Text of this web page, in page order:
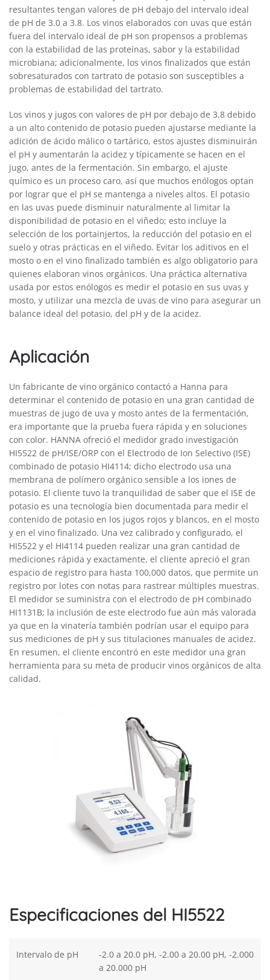
resultantes tengan valores de pH debajo del intervalo ideal
de pH de 3.0 a 3.8. Los vinos elaborados con uvas que están
fuera del intervalo ideal de pH son propensos a problemas
con la estabilidad de las proteínas, sabor y la estabilidad
microbiana; adicionalmente, los vinos fi­nalizados que están
sobresaturados con tartrato de potasio son susceptibles a
problemas de estabilidad del tartrato.
Los vinos y jugos con valores de pH por debajo de 3.8 debido
a un alto contenido de potasio pueden ajustarse mediante la
adición de ácido málico o tartárico, estos ajustes disminuirán
el pH y aumentarán la acidez y típicamente se hacen en el
jugo, antes de la fermentación. Sin embargo, el ajuste
químico es un proceso caro, así que muchos enólogos optan
por lograr que el pH se mantenga a niveles altos. El potasio
en las uvas puede disminuir naturalmente al limitar la
disponibilidad de potasio en el viñedo; esto incluye la
selección de los portainjertos, la reducción del potasio en el
suelo y otras prácticas en el viñedo. Evitar los aditivos en el
mosto o en el vino ­finalizado también es algo obligatorio para
quienes elaboran vinos orgánicos. Una práctica alternativa
usada por estos enólogos es medir el potasio en sus uvas y
mosto, y utilizar una mezcla de uvas de vino para asegurar un
balance ideal del potasio, del pH y de la acidez.
Aplicación
Un fabricante de vino orgánico contactó a Hanna para
determinar el contenido de potasio en una gran cantidad de
muestras de jugo de uva y mosto antes de la fermentación,
era importante que la prueba fuera rápida y en soluciones
con color. HANNA ofreció el medidor grado investigación
HI5522 de pH/ISE/ORP con el Electrodo de Ion Selectivo (ISE)
combinado de potasio HI4114; dicho electrodo usa una
membrana de polímero orgánico sensible a los iones de
potasio. El cliente tuvo la tranquilidad de saber que el ISE de
potasio es una tecnología bien documentada para medir el
contenido de potasio en los jugos rojos y blancos, en el mosto
y en el vino fi­nalizado. Una vez calibrado y confi­gurado, el
HI5522 y el HI4114 pueden realizar una gran cantidad de
mediciones rápida y exactamente, el cliente apreció el gran
espacio de registro para hasta 100,000 datos, que permite un
registro por lotes con notas para rastrear múltiples muestras.
El medidor se suministra con el electrodo de pH combinado
HI1131B; la inclusión de este electrodo fue aún más valorada
ya que en la vinatería también podrían usar el equipo para
sus mediciones de pH y sus titulaciones manuales de acidez.
En resumen, el cliente encontró en este medidor una gran
herramienta para su meta de producir vinos orgánicos de alta
calidad.
Especificaciones del HI5522
Intervalo de pH
-2.0 a 20.0 pH, -2.00 a 20.00 pH, -2.000
a 20.000 pH